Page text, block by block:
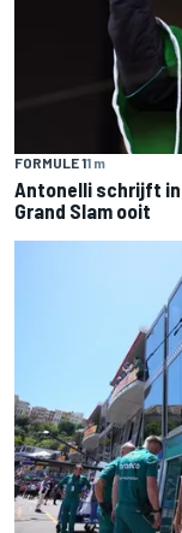
FORMULE 11 m
Antonelli schrijft in
Grand Slam ooit